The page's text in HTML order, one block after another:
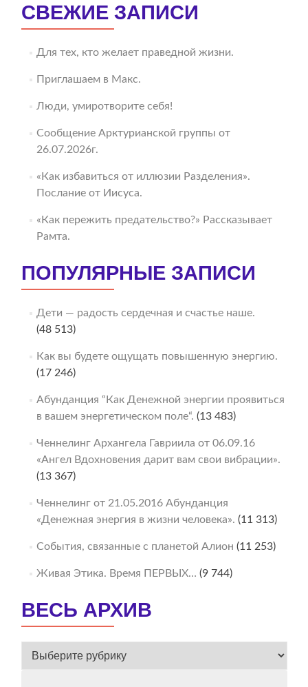
СВЕЖИЕ ЗАПИСИ
Для тех, кто желает праведной жизни.
Приглашаем в Макс.
Люди, умиротворите себя!
Сообщение Арктурианской группы от
26.07.2026г.
«Как избавиться от иллюзии Разделения».
Послание от Иисуса.
«Как пережить предательство?» Рассказывает
Рамта.
ПОПУЛЯРНЫЕ ЗАПИСИ
Дети — радость сердечная и счастье наше.
(48 513)
Как вы будете ощущать повышенную энергию.
(17 246)
Абунданция “Как Денежной энергии проявиться
в вашем энергетическом поле“. (13 483)
Ченнелинг Архангела Гавриила от 06.09.16
«Ангел Вдохновения дарит вам свои вибрации».
(13 367)
Ченнелинг от 21.05.2016 Абунданция
«Денежная энергия в жизни человека». (11 313)
События, связанные с планетой Алион (11 253)
Живая Этика. Время ПЕРВЫХ… (9 744)
ВЕСЬ АРХИВ
ВЕСЬ